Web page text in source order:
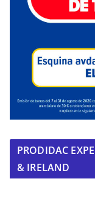
PRODIDAC
& IRELAND